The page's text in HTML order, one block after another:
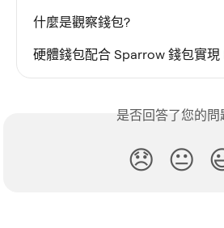
什麼是觀察錢包?
硬體錢包配合 Sparrow 錢包實現
是否回答了您的問
😞 😐